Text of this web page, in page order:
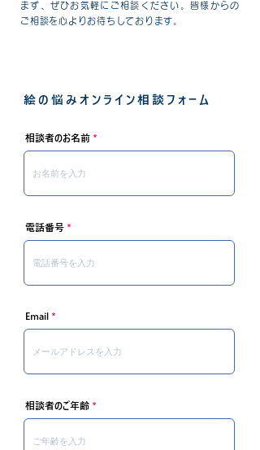
まず、ぜひお気軽にご相談ください
。皆様からの
ご相談を心よりお待ちしております。
絵の悩みオンライン相談フォーム
相談者のお名前
電話番号
Email
相談者のご年齢